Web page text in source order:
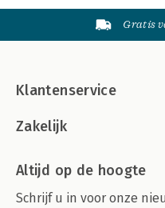
Gratis
Klantenservice
Zakelijk
Altijd op de hoogte
Schrijf u in voor onze